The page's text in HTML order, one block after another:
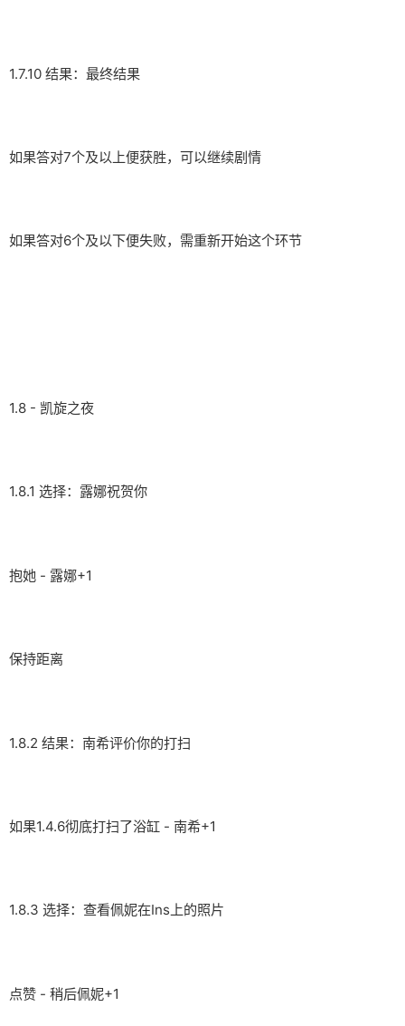
1.7.10 结果：最终结果
如果答对7个及以上便获胜，可以继续剧情
如果答对6个及以下便失败，需重新开始这个环节
1.8 - 凯旋之夜
1.8.1 选择：露娜祝贺你
抱她 - 露娜+1
保持距离
1.8.2 结果：南希评价你的打扫
如果1.4.6彻底打扫了浴缸 - 南希+1
1.8.3 选择：查看佩妮在Ins上的照片
点赞 - 稍后佩妮+1